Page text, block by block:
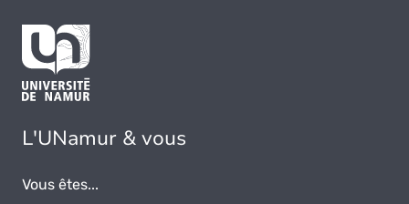
L'UNamur & vous
Vous êtes...